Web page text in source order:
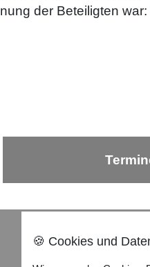
der Beteiligten
🍪 Cookies und